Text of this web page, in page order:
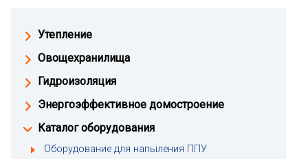
Утепление
Овощехранилища
Гидроизоляция
Энергоэффективное домостроение
Каталог оборудования
Оборудование для напыления ППУ